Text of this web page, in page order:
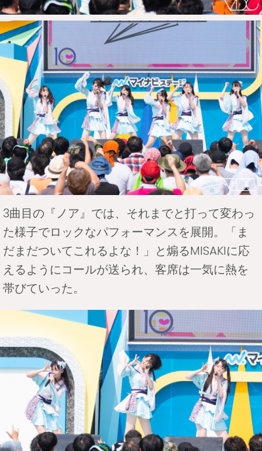
3曲目の『ノア』では、それまでと打って変わっ
た様子でロックなパフォーマンスを展開。「ま
だまだついてこれるよな！」と煽るMISAKIに応
えるようにコールが送られ、客席は一気に熱を
帯びていった。